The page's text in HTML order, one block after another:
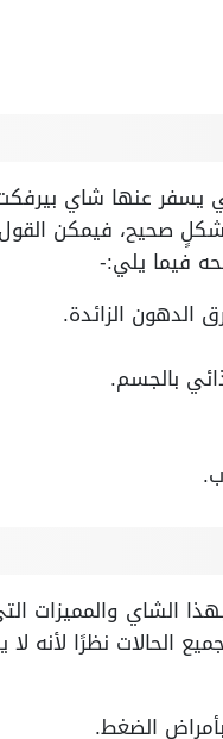
يسفر عنها شاي
صحيح، فيمكن القول
فيما يلي:-
الدهون الزائدة.
بالجسم.
الشاي
جميع الحالات نظرًا
الضغط.